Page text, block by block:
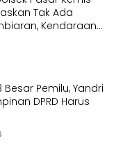
Tak Ada
Kendaraan
Besar Pemilu, Yandri
DPRD Harus